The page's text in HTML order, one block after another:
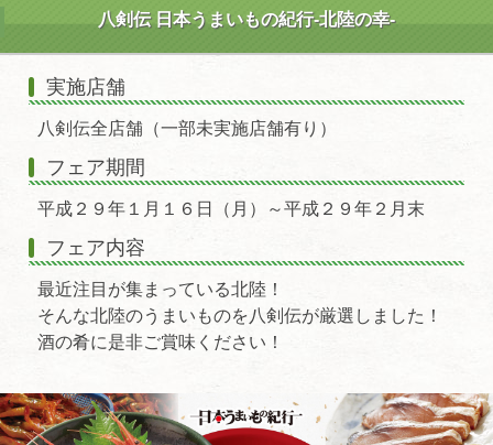
八剣伝 日本うまいもの紀行-北陸の幸-
実施店舗
八剣伝全店舗（一部未実施店舗有り）
フェア期間
平成２９年１月１６日（月）～平成２９年２月末
フェア内容
最近注目が集まっている北陸！
そんな北陸のうまいものを八剣伝が厳選しました！
酒の肴に是非ご賞味ください！